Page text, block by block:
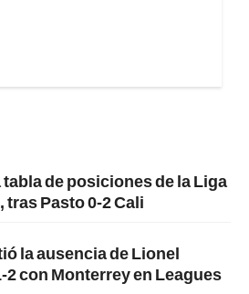
de posiciones de la Liga
tras Pasto 0-2 Cali
la ausencia de Lionel
2 con Monterrey en Leagues